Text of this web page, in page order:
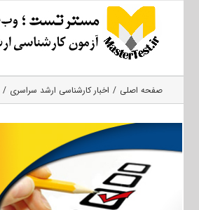
صفحه اصلی اخبار کارشناسی ارشد سراسری